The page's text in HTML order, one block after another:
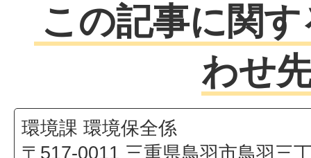
この記事に関
わせ
環境課 環境保全係
〒517-0011 三重県鳥羽市鳥羽三